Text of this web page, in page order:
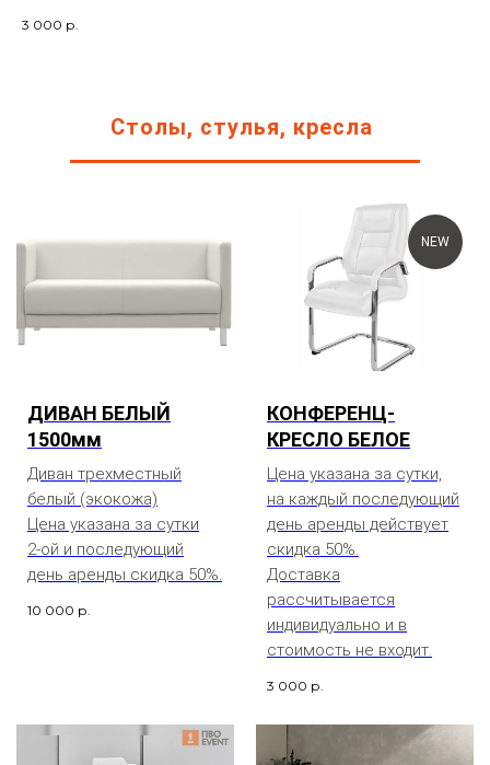
3 000 р.
Столы, стулья, кресла
ДИВАН БЕЛЫЙ
1500мм
Диван трехместный
белый (экокожа)
Цена указана за сутки
2-ой и последующий
день аренды скидка 50%.
10 000 р.
NEW
КОНФЕРЕНЦ-
КРЕСЛО БЕЛОЕ
Цена указана за сутки,
на каждый последующий
день аренды действует
скидка 50%.
Доставка
рассчитывается
индивидуально и в
стоимость не входит.
3 000 р.